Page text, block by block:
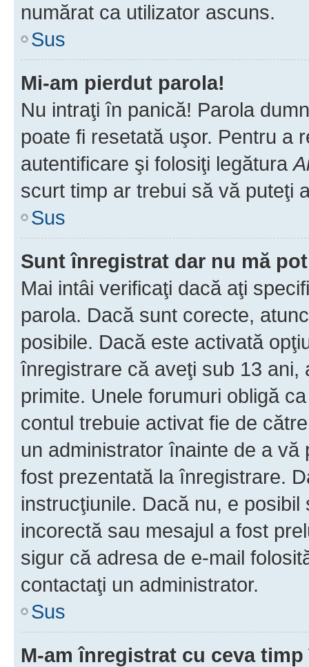
numărat ca utilizator ascuns.
Sus
Mi-am pierdut parola!
Nu intraţi în panică! Parola
poate fi resetată uşor. Pentru a
autentificare şi folosiţi legătura
scurt timp ar trebui să vă puteţi
Sus
Sunt înregistrat dar nu mă
Mai intâi verificaţi dacă aţi
parola. Dacă sunt corecte,
posibile. Dacă este activată
înregistrare că aveţi sub 13
primite. Unele forumuri obligă
contul trebuie activat fie de
un administrator înainte de a
fost prezentată la înregistrare.
instrucţiunile. Dacă nu, e
incorectă sau mesajul a fost
sigur că adresa de e-mail
contactaţi un administrator.
Sus
M-am înregistrat cu ceva